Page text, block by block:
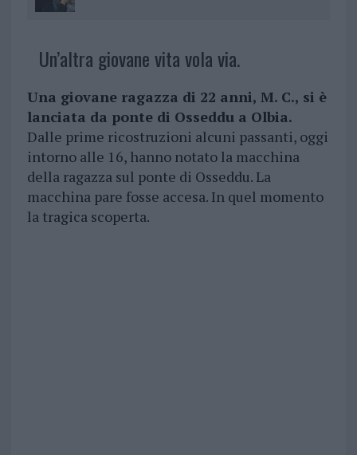
Un’altra giovane vita vola via.
Una giovane ragazza di 22 anni, M. C., si è
lanciata da ponte di Osseddu a Olbia.
Dalle prime ricostruzioni alcuni passanti, oggi
intorno alle 16, hanno notato la macchina
della ragazza sul ponte di Osseddu. La
macchina pare fosse accesa. In quel momento
la tragica scoperta.